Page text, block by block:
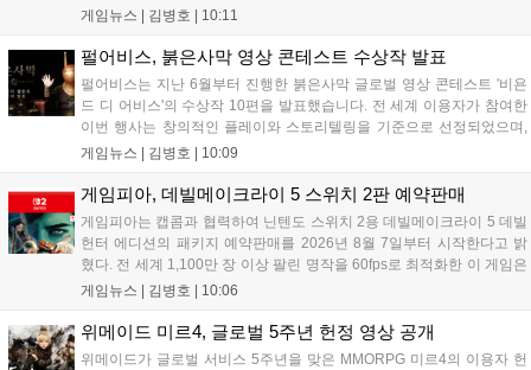
이틀이 발표될 예정이다. 특히 아이온2는 9월 30일 얼리액세스를
베일을 벗는다. 또한 북미 스튜디오가 개발 중인 길드워3는 B2B
관에 출품되어 글로벌 시장 공략에 나선다. 엔씨는 이번 행사를
통해 전 세계 이용자와의 접점을 확대하고 신작에 대한 기대감을
극대화할 계획이다....
게임뉴스 | 김병호 10:11
펄어비스, 붉은사막 영상 콘테스트 수상작 발표
펄어비스는 지난 6월부터 진행한 붉은사막 글로벌 영상 콘테스트 '비욘
드 디 어비스'의 수상작 10편을 발표했습니다. 전 세계 이용자가 참여한
이번 행사는 창의적인 플레이와 스토리텔링을 기준으로 선정되었으며,
수상자들에게는 펄어비스 사옥 '홈 원' 초청 혜택과 기념 주화 및 굿즈가
인공 클리프의 여정을 담은 액션 어드벤처 게임으로 기대를 모으고 있습
니다....
게임뉴스 | 김병호 10:09
게임피아, 데빌메이크라이 5 스위치 2판 예약판매
게임피아는 캡콤과 협력하여 닌텐도 스위치 2용 데빌메이크라이 5 데빌
헌터 에디션의 패키지 예약판매를 2026년 8월 7일부터 시작한다고 밝
혔다. 전 세계 1,100만 장 이상 팔린 명작을 60fps로 최적화한 이 게임은
한국어를 공식 지원하며, 본편 외 다양한 추가 콘텐츠가 포함된다. 국내
쇼핑몰에서 진행된다. 청소년 이용 불가 등급이다....
게임뉴스 | 김병호 10:06
위메이드 미르4, 글로벌 5주년 헌정 영상 공개
위메이드가 글로벌 서비스 5주년을 맞은 MMORPG 미르4의 이용자 헌